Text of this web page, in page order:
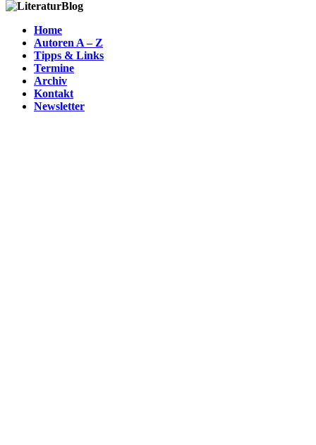
Home
Autoren A – Z
Tipps & Links
Termine
Archiv
Kontakt
Newsletter